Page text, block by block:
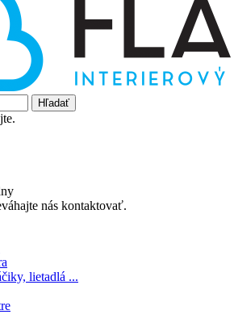
Hľadať
nás kontaktovať.
lietadlá ...